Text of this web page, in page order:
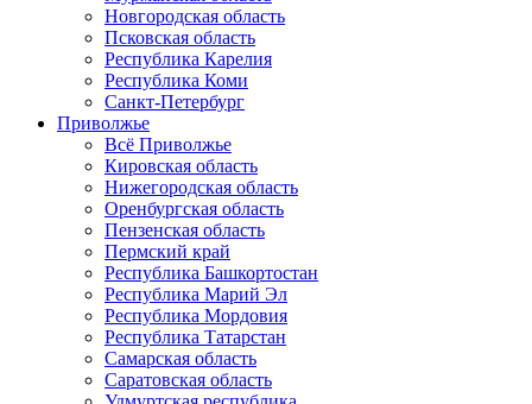
Новгородская область
Псковская область
Республика Карелия
Республика Коми
Санкт-Петербург
Приволжье
Всё Приволжье
Кировская область
Нижегородская область
Оренбургская область
Пензенская область
Пермский край
Республика Башкортостан
Республика Марий Эл
Республика Мордовия
Республика Татарстан
Самарская область
Саратовская область